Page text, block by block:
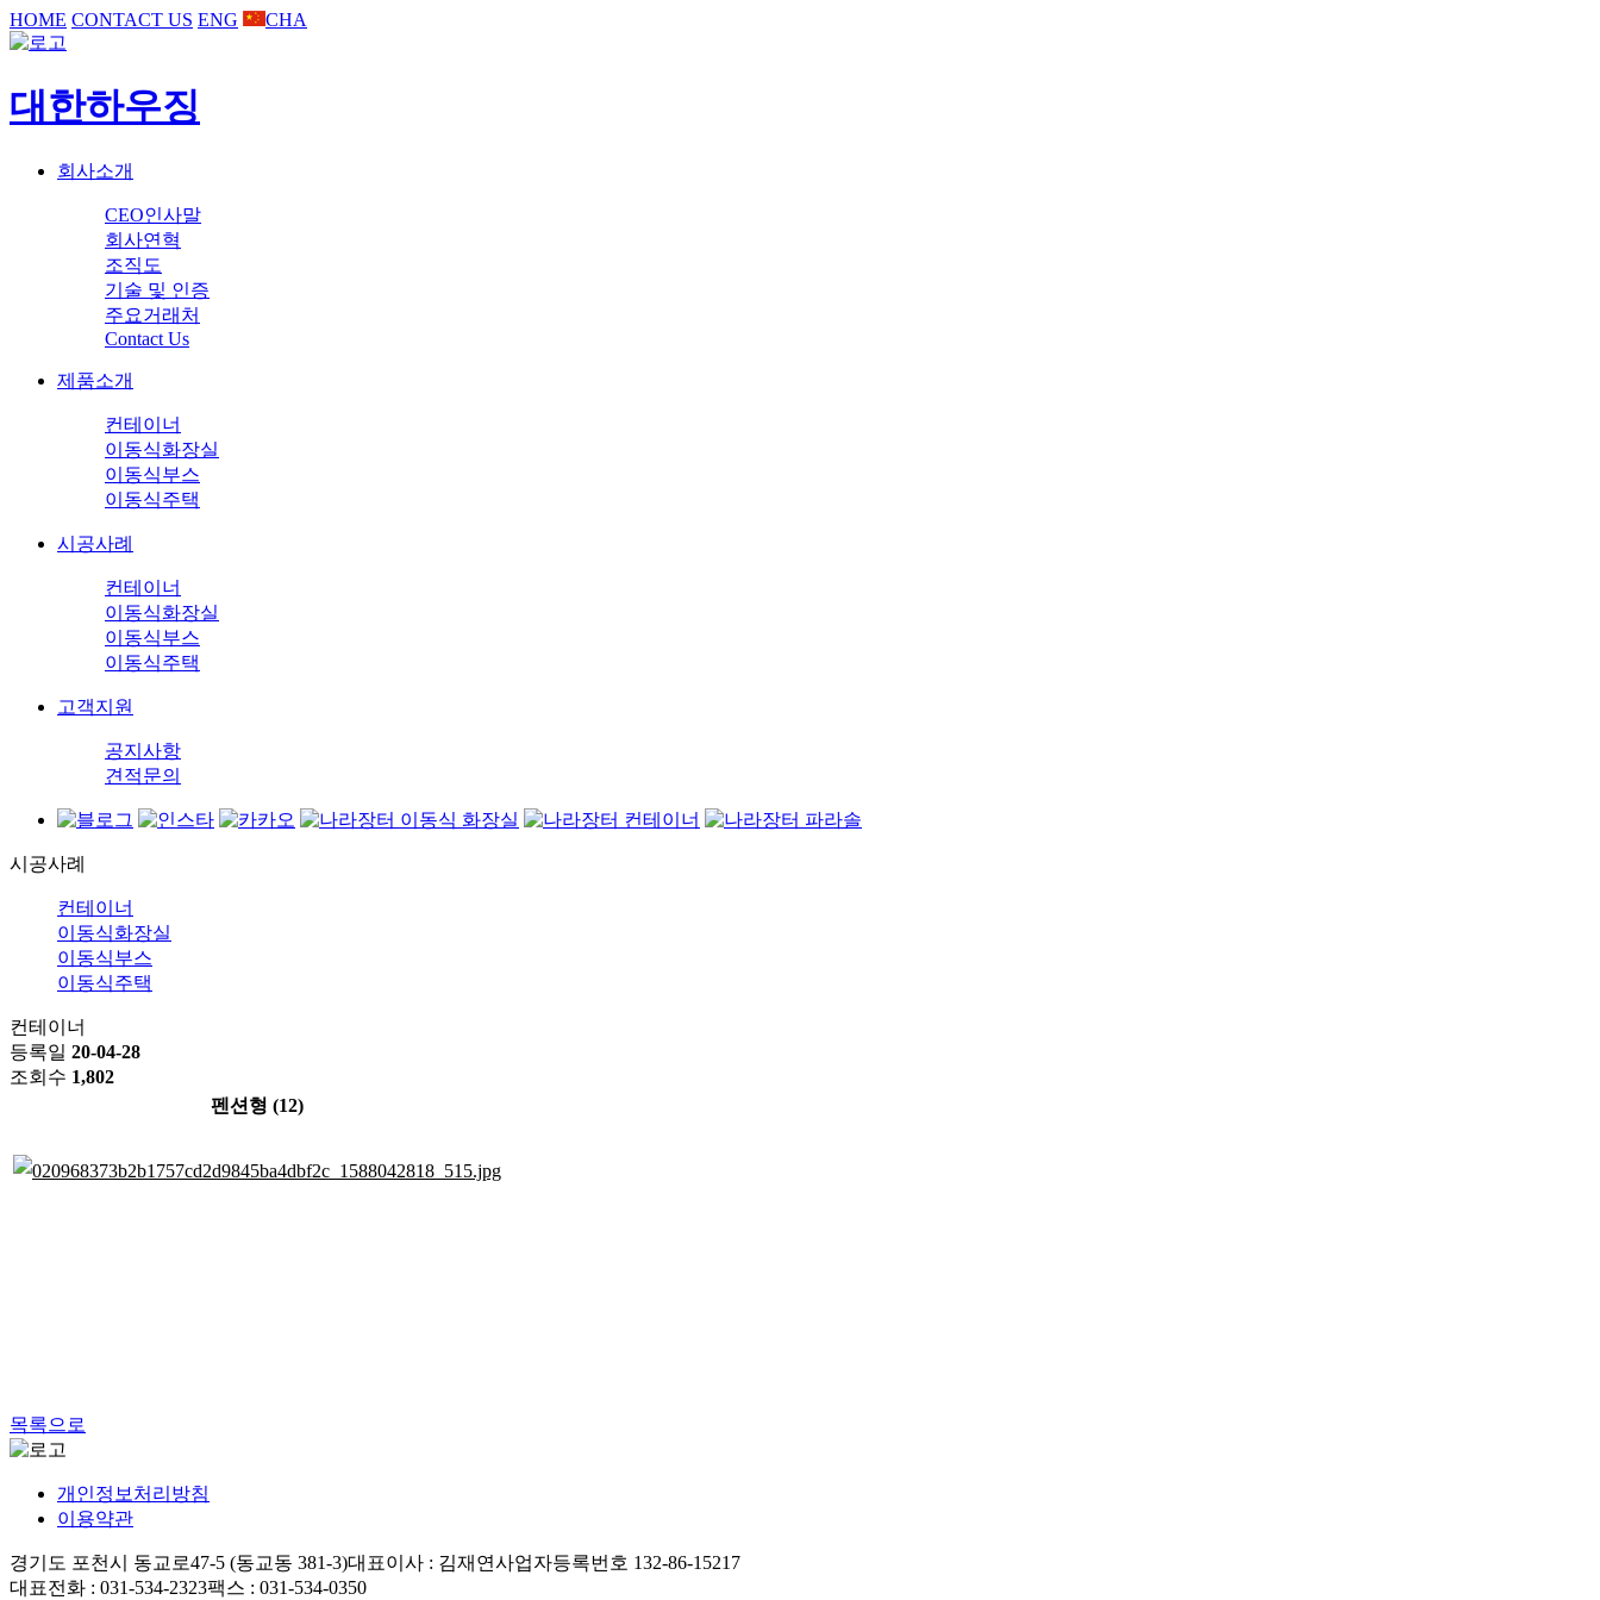
HOME CONTACT US ENG CHA
대한하우징
회사소개
CEO인사말
회사연혁
조직도
기술 및 인증
주요거래처
Contact Us
제품소개
컨테이너
이동식화장실
이동식부스
이동식주택
시공사례
컨테이너
이동식화장실
이동식부스
이동식주택
고객지원
공지사항
견적문의
시공사례
컨테이너
이동식화장실
이동식부스
이동식주택
컨테이너
등록일 20-04-28
조회수 1,802
펜션형 (12)
목록으로
개인정보처리방침
이용약관
경기도 포천시 동교로47-5 (동교동 381-3)대표이사 : 김재연사업자등록번호 132-86-15217
대표전화 : 031-534-2323팩스 : 031-534-0350